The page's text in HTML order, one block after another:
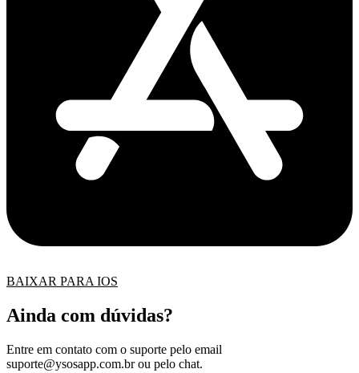
BAIXAR PARA IOS
Ainda com dúvidas?
Entre em contato com o suporte pelo email
suporte@ysosapp.com.brou pelo chat.